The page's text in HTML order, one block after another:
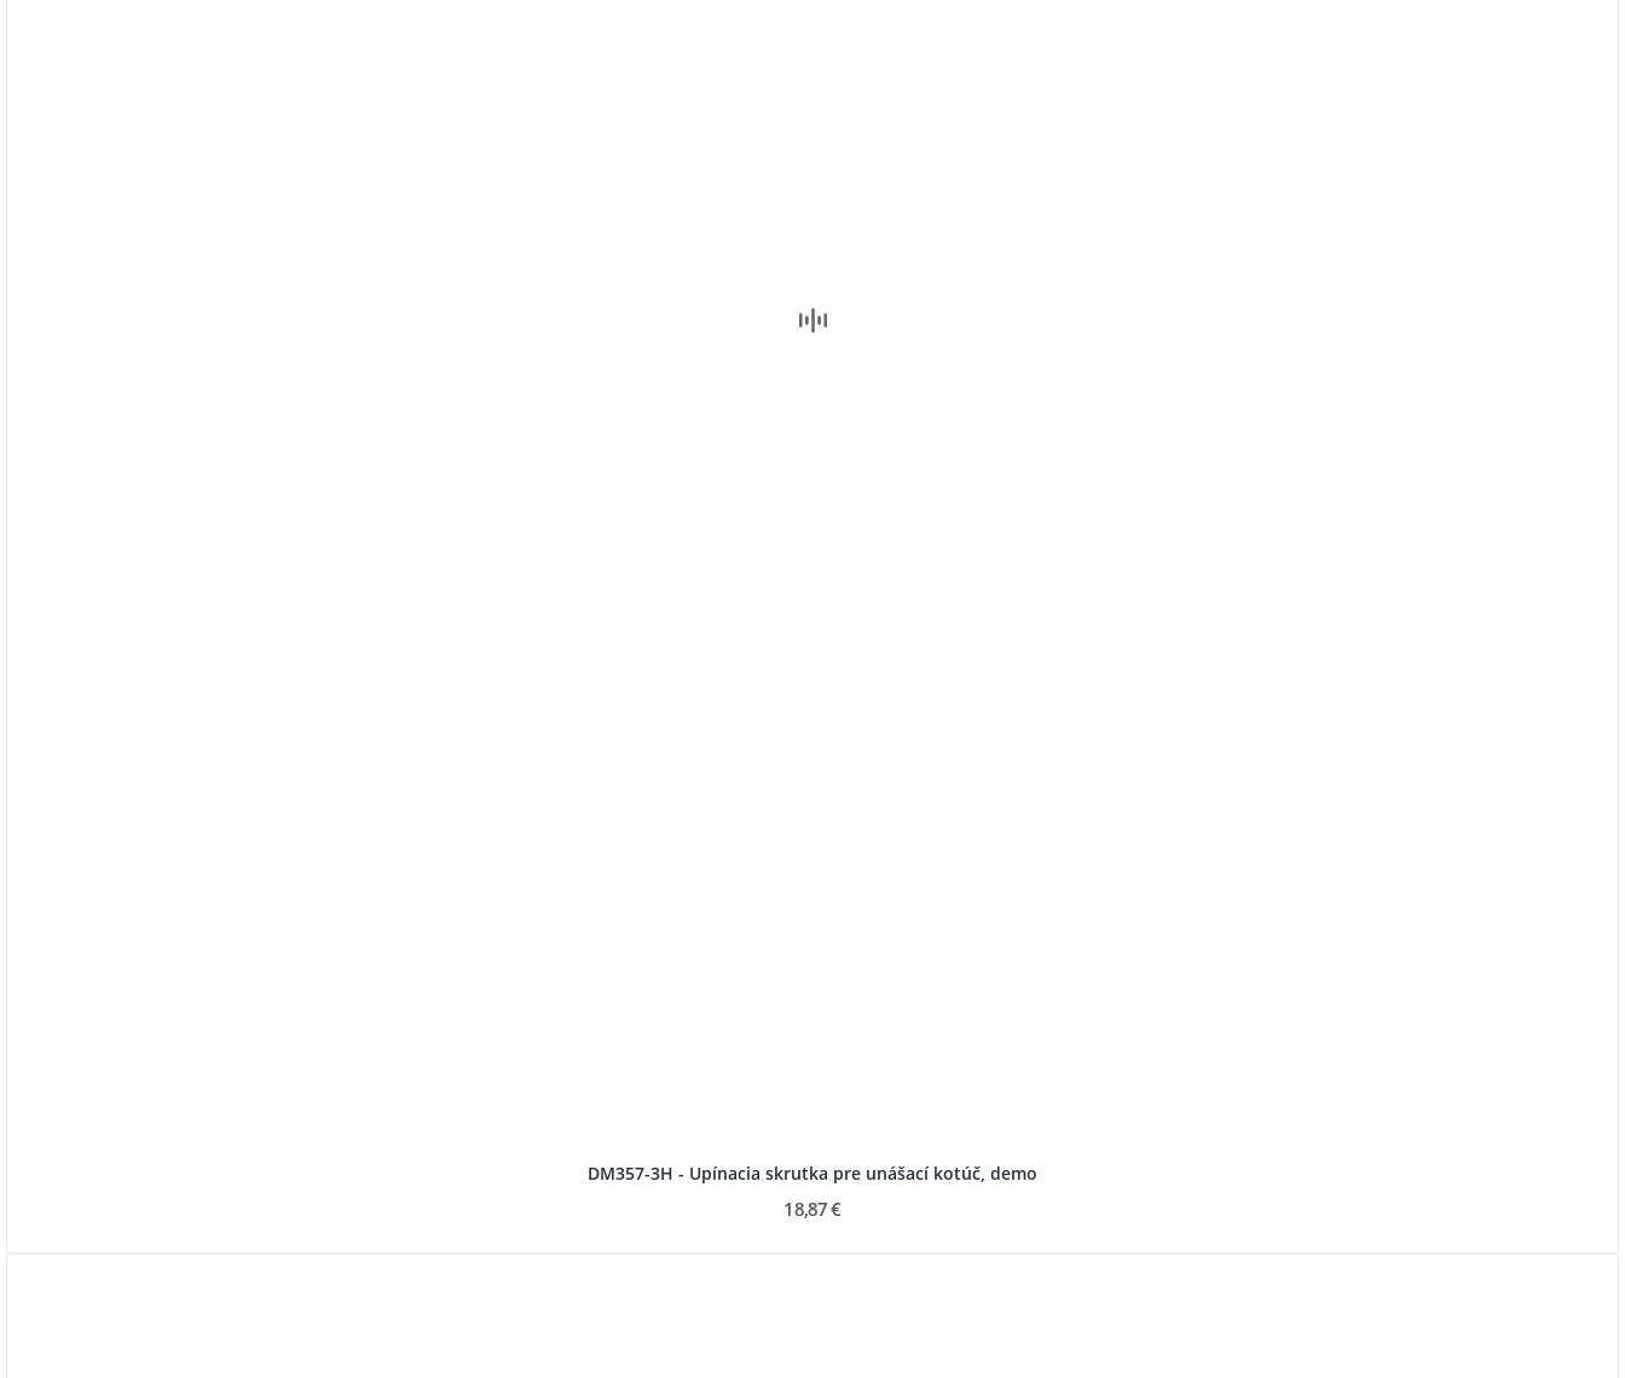
DM357-3H - Upínacia skrutka pre unášací kotúč, demo
18,87 €